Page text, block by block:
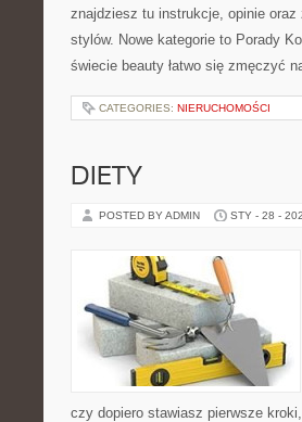
znajdziesz tu instrukcje, opinie
stylów. Nowe kategorie to Porady
świecie beauty łatwo się zmęczyć
CATEGORIES: NIERUCHOMOŚCI
DIETY
POSTED BY ADMIN STY - 28 -
czy dopiero stawiasz pierwsze